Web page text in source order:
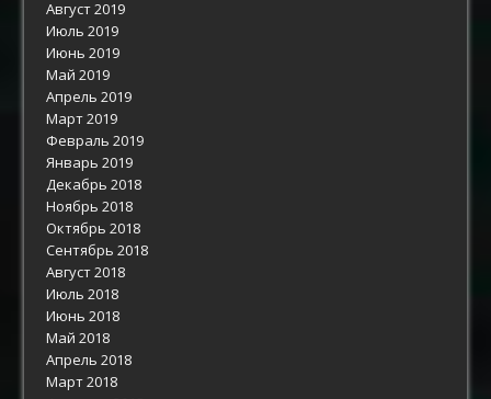
Август 2019
Июль 2019
Июнь 2019
Май 2019
Апрель 2019
Март 2019
Февраль 2019
Январь 2019
Декабрь 2018
Ноябрь 2018
Октябрь 2018
Сентябрь 2018
Август 2018
Июль 2018
Июнь 2018
Май 2018
Апрель 2018
Март 2018